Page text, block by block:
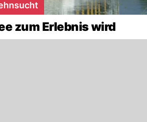
zum Erlebnis wird